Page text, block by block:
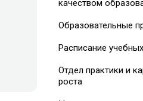
качеством
Образовательные
Расписание
Отдел практики и
роста